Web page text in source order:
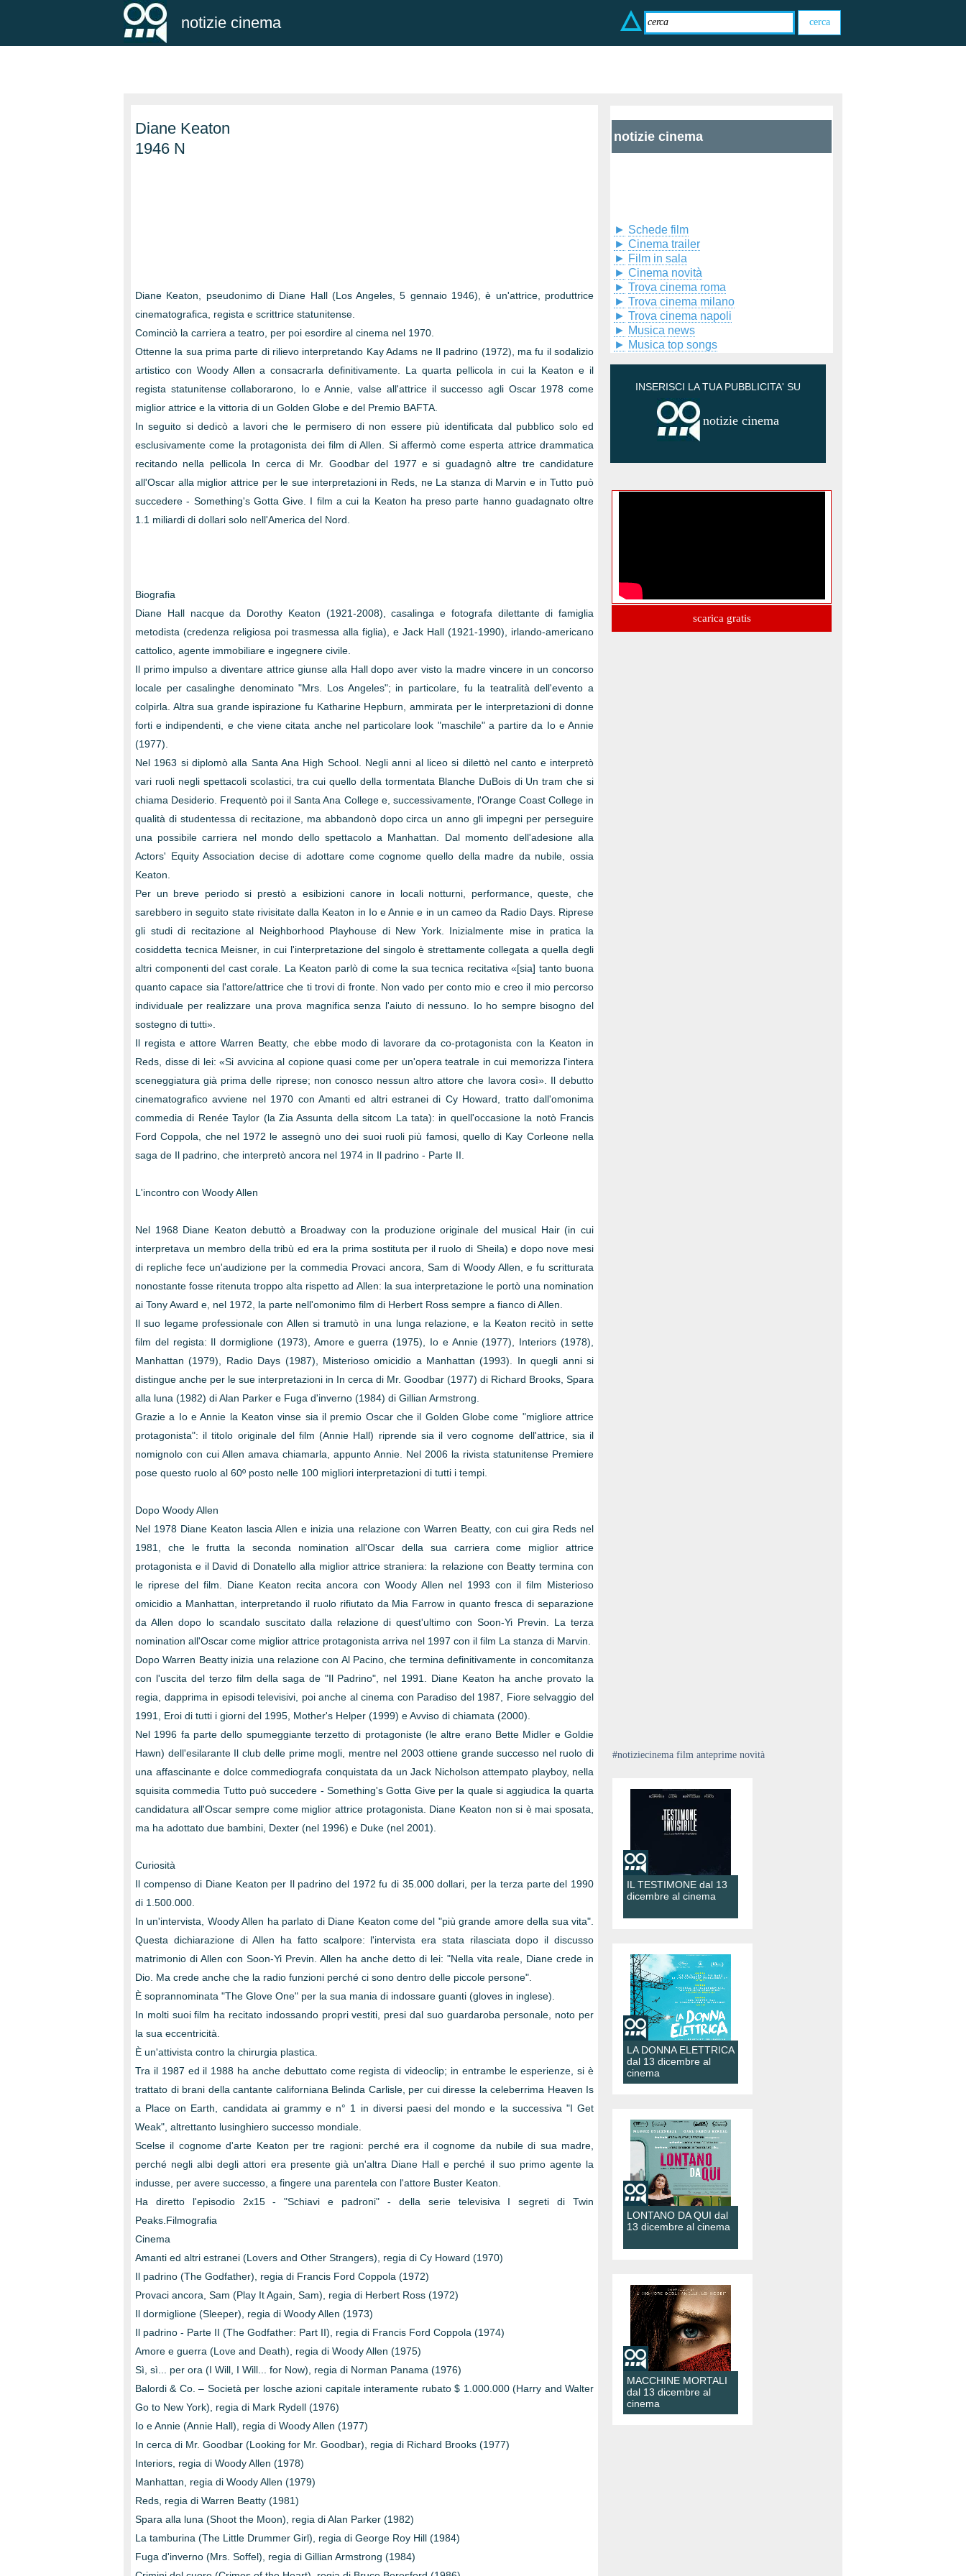
notizie cinema
Diane Keaton
1946 N
Diane Keaton, pseudonimo di Diane Hall (Los Angeles, 5 gennaio 1946), è un'attrice, produttrice
cinematografica, regista e scrittrice statunitense.
Cominciò la carriera a teatro, per poi esordire al cinema nel 1970.
Ottenne la sua prima parte di rilievo interpretando Kay Adams ne Il padrino (1972), ma fu il sodalizio
artistico con Woody Allen a consacrarla definitivamente. La quarta pellicola in cui la Keaton e il
regista statunitense collaborarono, Io e Annie, valse all'attrice il successo agli Oscar 1978 come
miglior attrice e la vittoria di un Golden Globe e del Premio BAFTA.
In seguito si dedicò a lavori che le permisero di non essere più identificata dal pubblico solo ed
esclusivamente come la protagonista dei film di Allen. Si affermò come esperta attrice drammatica
recitando nella pellicola In cerca di Mr. Goodbar del 1977 e si guadagnò altre tre candidature
all'Oscar alla miglior attrice per le sue interpretazioni in Reds, ne La stanza di Marvin e in Tutto può
succedere - Something's Gotta Give. I film a cui la Keaton ha preso parte hanno guadagnato oltre
1.1 miliardi di dollari solo nell'America del Nord.
Biografia
Diane Hall nacque da Dorothy Keaton (1921-2008), casalinga e fotografa dilettante di famiglia
metodista (credenza religiosa poi trasmessa alla figlia), e Jack Hall (1921-1990), irlando-americano
cattolico, agente immobiliare e ingegnere civile.
Il primo impulso a diventare attrice giunse alla Hall dopo aver visto la madre vincere in un concorso
locale per casalinghe denominato "Mrs. Los Angeles"; in particolare, fu la teatralità dell'evento a
colpirla. Altra sua grande ispirazione fu Katharine Hepburn, ammirata per le interpretazioni di donne
forti e indipendenti, e che viene citata anche nel particolare look "maschile" a partire da Io e Annie
(1977).
Nel 1963 si diplomò alla Santa Ana High School. Negli anni al liceo si dilettò nel canto e interpretò
vari ruoli negli spettacoli scolastici, tra cui quello della tormentata Blanche DuBois di Un tram che si
chiama Desiderio. Frequentò poi il Santa Ana College e, successivamente, l'Orange Coast College in
qualità di studentessa di recitazione, ma abbandonò dopo circa un anno gli impegni per perseguire
una possibile carriera nel mondo dello spettacolo a Manhattan. Dal momento dell'adesione alla
Actors' Equity Association decise di adottare come cognome quello della madre da nubile, ossia
Keaton.
Per un breve periodo si prestò a esibizioni canore in locali notturni, performance, queste, che
sarebbero in seguito state rivisitate dalla Keaton in Io e Annie e in un cameo da Radio Days. Riprese
gli studi di recitazione al Neighborhood Playhouse di New York. Inizialmente mise in pratica la
cosiddetta tecnica Meisner, in cui l'interpretazione del singolo è strettamente collegata a quella degli
altri componenti del cast corale. La Keaton parlò di come la sua tecnica recitativa «[sia] tanto buona
quanto capace sia l'attore/attrice che ti trovi di fronte. Non vado per conto mio e creo il mio percorso
individuale per realizzare una prova magnifica senza l'aiuto di nessuno. Io ho sempre bisogno del
sostegno di tutti».
Il regista e attore Warren Beatty, che ebbe modo di lavorare da co-protagonista con la Keaton in
Reds, disse di lei: «Si avvicina al copione quasi come per un'opera teatrale in cui memorizza l'intera
sceneggiatura già prima delle riprese; non conosco nessun altro attore che lavora così». Il debutto
cinematografico avviene nel 1970 con Amanti ed altri estranei di Cy Howard, tratto dall'omonima
commedia di Renée Taylor (la Zia Assunta della sitcom La tata): in quell'occasione la notò Francis
Ford Coppola, che nel 1972 le assegnò uno dei suoi ruoli più famosi, quello di Kay Corleone nella
saga de Il padrino, che interpretò ancora nel 1974 in Il padrino - Parte II.
L'incontro con Woody Allen
Nel 1968 Diane Keaton debuttò a Broadway con la produzione originale del musical Hair (in cui
interpretava un membro della tribù ed era la prima sostituta per il ruolo di Sheila) e dopo nove mesi
di repliche fece un'audizione per la commedia Provaci ancora, Sam di Woody Allen, e fu scritturata
nonostante fosse ritenuta troppo alta rispetto ad Allen: la sua interpretazione le portò una nomination
ai Tony Award e, nel 1972, la parte nell'omonimo film di Herbert Ross sempre a fianco di Allen.
Il suo legame professionale con Allen si tramutò in una lunga relazione, e la Keaton recitò in sette
film del regista: Il dormiglione (1973), Amore e guerra (1975), Io e Annie (1977), Interiors (1978),
Manhattan (1979), Radio Days (1987), Misterioso omicidio a Manhattan (1993). In quegli anni si
distingue anche per le sue interpretazioni in In cerca di Mr. Goodbar (1977) di Richard Brooks, Spara
alla luna (1982) di Alan Parker e Fuga d'inverno (1984) di Gillian Armstrong.
Grazie a Io e Annie la Keaton vinse sia il premio Oscar che il Golden Globe come "migliore attrice
protagonista": il titolo originale del film (Annie Hall) riprende sia il vero cognome dell'attrice, sia il
nomignolo con cui Allen amava chiamarla, appunto Annie. Nel 2006 la rivista statunitense Premiere
pose questo ruolo al 60º posto nelle 100 migliori interpretazioni di tutti i tempi.
Dopo Woody Allen
Nel 1978 Diane Keaton lascia Allen e inizia una relazione con Warren Beatty, con cui gira Reds nel
1981, che le frutta la seconda nomination all'Oscar della sua carriera come miglior attrice
protagonista e il David di Donatello alla miglior attrice straniera: la relazione con Beatty termina con
le riprese del film. Diane Keaton recita ancora con Woody Allen nel 1993 con il film Misterioso
omicidio a Manhattan, interpretando il ruolo rifiutato da Mia Farrow in quanto fresca di separazione
da Allen dopo lo scandalo suscitato dalla relazione di quest'ultimo con Soon-Yi Previn. La terza
nomination all'Oscar come miglior attrice protagonista arriva nel 1997 con il film La stanza di Marvin.
Dopo Warren Beatty inizia una relazione con Al Pacino, che termina definitivamente in concomitanza
con l'uscita del terzo film della saga de "Il Padrino", nel 1991. Diane Keaton ha anche provato la
regia, dapprima in episodi televisivi, poi anche al cinema con Paradiso del 1987, Fiore selvaggio del
1991, Eroi di tutti i giorni del 1995, Mother's Helper (1999) e Avviso di chiamata (2000).
Nel 1996 fa parte dello spumeggiante terzetto di protagoniste (le altre erano Bette Midler e Goldie
Hawn) dell'esilarante Il club delle prime mogli, mentre nel 2003 ottiene grande successo nel ruolo di
una affascinante e dolce commediografa conquistata da un Jack Nicholson attempato playboy, nella
squisita commedia Tutto può succedere - Something's Gotta Give per la quale si aggiudica la quarta
candidatura all'Oscar sempre come miglior attrice protagonista. Diane Keaton non si è mai sposata,
ma ha adottato due bambini, Dexter (nel 1996) e Duke (nel 2001).
Curiosità
Il compenso di Diane Keaton per Il padrino del 1972 fu di 35.000 dollari, per la terza parte del 1990
di 1.500.000.
In un'intervista, Woody Allen ha parlato di Diane Keaton come del "più grande amore della sua vita".
Questa dichiarazione di Allen ha fatto scalpore: l'intervista era stata rilasciata dopo il discusso
matrimonio di Allen con Soon-Yi Previn. Allen ha anche detto di lei: "Nella vita reale, Diane crede in
Dio. Ma crede anche che la radio funzioni perché ci sono dentro delle piccole persone".
È soprannominata "The Glove One" per la sua mania di indossare guanti (gloves in inglese).
In molti suoi film ha recitato indossando propri vestiti, presi dal suo guardaroba personale, noto per
la sua eccentricità.
È un'attivista contro la chirurgia plastica.
Tra il 1987 ed il 1988 ha anche debuttato come regista di videoclip; in entrambe le esperienze, si è
trattato di brani della cantante californiana Belinda Carlisle, per cui diresse la celeberrima Heaven Is
a Place on Earth, candidata ai grammy e n° 1 in diversi paesi del mondo e la successiva "I Get
Weak", altrettanto lusinghiero successo mondiale.
Scelse il cognome d'arte Keaton per tre ragioni: perché era il cognome da nubile di sua madre,
perché negli albi degli attori era presente già un'altra Diane Hall e perché il suo primo agente la
indusse, per avere successo, a fingere una parentela con l'attore Buster Keaton.
Ha diretto l'episodio 2x15 - "Schiavi e padroni" - della serie televisiva I segreti di Twin
Peaks.Filmografia
Cinema
Amanti ed altri estranei (Lovers and Other Strangers), regia di Cy Howard (1970)
Il padrino (The Godfather), regia di Francis Ford Coppola (1972)
Provaci ancora, Sam (Play It Again, Sam), regia di Herbert Ross (1972)
Il dormiglione (Sleeper), regia di Woody Allen (1973)
Il padrino - Parte II (The Godfather: Part II), regia di Francis Ford Coppola (1974)
Amore e guerra (Love and Death), regia di Woody Allen (1975)
Sì, sì... per ora (I Will, I Will... for Now), regia di Norman Panama (1976)
Balordi & Co. – Società per losche azioni capitale interamente rubato $ 1.000.000 (Harry and Walter
Go to New York), regia di Mark Rydell (1976)
Io e Annie (Annie Hall), regia di Woody Allen (1977)
In cerca di Mr. Goodbar (Looking for Mr. Goodbar), regia di Richard Brooks (1977)
Interiors, regia di Woody Allen (1978)
Manhattan, regia di Woody Allen (1979)
Reds, regia di Warren Beatty (1981)
Spara alla luna (Shoot the Moon), regia di Alan Parker (1982)
La tamburina (The Little Drummer Girl), regia di George Roy Hill (1984)
Fuga d'inverno (Mrs. Soffel), regia di Gillian Armstrong (1984)
notizie cinema
► Schede film
► Cinema trailer
► Film in sala
► Cinema novità
► Trova cinema roma
► Trova cinema milano
► Trova cinema napoli
► Musica news
► Musica top songs
INSERISCI LA TUA PUBBLICITA' SU
notizie cinema
scarica gratis
#notiziecinema film anteprime novità
IL TESTIMONE dal 13
dicembre al cinema
LA DONNA ELETTRICA
dal 13 dicembre al
cinema
LONTANO DA QUI dal
13 dicembre al cinema
MACCHINE MORTALI
dal 13 dicembre al
cinema